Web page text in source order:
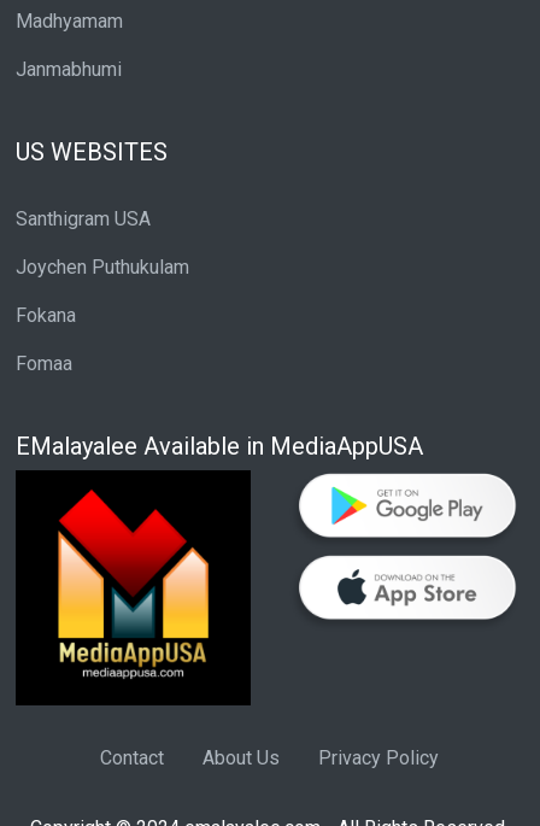
Madhyamam
Janmabhumi
US WEBSITES
Santhigram USA
Joychen Puthukulam
Fokana
Fomaa
EMalayalee Available in MediaAppUSA
Contact About Us Privacy Policy